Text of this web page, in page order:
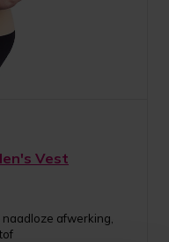
Vest
afwerking,